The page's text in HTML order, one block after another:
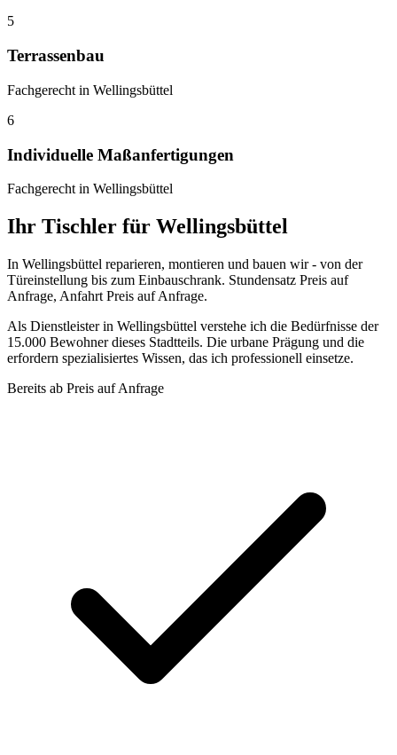
5
Terrassenbau
Fachgerecht in Wellingsbüttel
6
Individuelle Maßanfertigungen
Fachgerecht in Wellingsbüttel
Ihr Tischler für Wellingsbüttel
In Wellingsbüttel reparieren, montieren und bauen wir - von der
Türeinstellung bis zum Einbauschrank. Stundensatz Preis auf
Anfrage, Anfahrt Preis auf Anfrage.
Als Dienstleister in Wellingsbüttel verstehe ich die Bedürfnisse der
15.000 Bewohner dieses Stadtteils. Die urbane Prägung und die
erfordern spezialisiertes Wissen, das ich professionell einsetze.
Bereits ab Preis auf Anfrage